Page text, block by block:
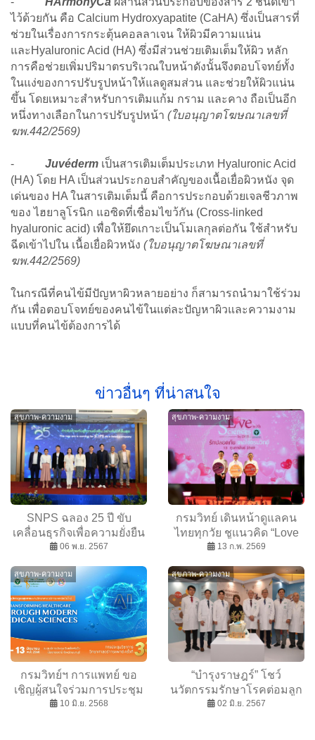
ไว้ด้วยกัน คือ Calcium Hydroxyapatite (CaHA) ซึ่งเป็นสารที่
ช่วยในเรื่องการกระตุ้นคอลลาเจน ให้ผิวมีความแน่น
และHyaluronic Acid (HA) ซึ่งมีส่วนช่วยเติมเต็มให้ผิว หลัก
การคือช่วยเพิ่มปริมาตรบริเวณใบหน้าดังนั้นจึงตอบโจทย์ทั้ง
ในแง่ของการปรับรูปหน้าให้แลดูสมส่วน และช่วยให้ผิวแน่น
ขึ้น โดยเหมาะสำหรับการเติมแก้ม กราม และคาง ถือเป็นอีก
หนึ่งทางเลือกในการปรับรูปหน้า (ใบอนุญาตโฆษณาเลขที่
ฆพ.442/2569)
- Juvéderm เป็นสารเติมเต็มประเภท Hyaluronic Acid
(HA) โดย HA เป็นส่วนประกอบสำคัญของเนื้อเยื่อผิวหนัง จุด
เด่นของ HA ในสารเติมเต็มนี้ คือการประกอบด้วยเจลชีวภาพ
ของ ไฮยาลูโรนิก แอซิดที่เชื่อมไขว้กัน (Cross-linked
hyaluronic acid) เพื่อให้ยึดเกาะเป็นโมเลกุลต่อกัน ใช้สำหรับ
ฉีดเข้าไปใน เนื้อเยื่อผิวหนัง (ใบอนุญาตโฆษณาเลขที่
ฆพ.442/2569)
ในกรณีที่คนไข้มีปัญหาผิวหลายอย่าง ก็สามารถนำมาใช้ร่วม
กัน เพื่อตอบโจทย์ของคนไข้ในแต่ละปัญหาผิวและความงาม
แบบที่คนไข้ต้องการได้
ข่าวอื่นๆ ที่น่าสนใจ
สุขภาพ-ความงาม
SNPS ฉลอง 25 ปี ขับ
เคลื่อนธุรกิจเพื่อความยั่งยืน
ตอกย้ำผู้นำด้านสมุนไพร
06 พ.ย. 2567
สุขภาพ-ความงาม
กรมวิทย์ เดินหน้าดูแลคน
ไทยทุกวัย ชูแนวคิด “Love
with Sciences by DMSc
13 ก.พ. 2569
สุขภาพ-ความงาม
กรมวิทย์ฯ การแพทย์ ขอ
เชิญผู้สนใจร่วมการประชุม
วิชาการ ครั้งที่ 33 ณ ศูนย์
10 มิ.ย. 2568
สุขภาพ-ความงาม
“บำรุงราษฎร์” โชว์
นวัตกรรมรักษาโรคต่อมลูก
หมากโต ครบทุกมิติ ตอกย้ำ
02 มิ.ย. 2567